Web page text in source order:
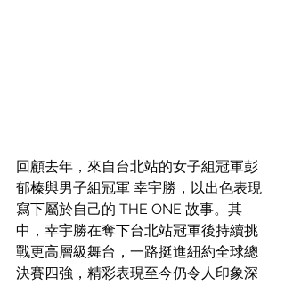
回顧去年，來自台北站的女子組冠軍彭
郁榛與男子組冠軍 幸宇勝，以出色表現
寫下屬於自己的 THE ONE 故事。其
中，幸宇勝在奪下台北站冠軍後持續挑
戰更高層級舞台，一路挺進紐約全球總
決賽四強，精彩表現至今仍令人印象深